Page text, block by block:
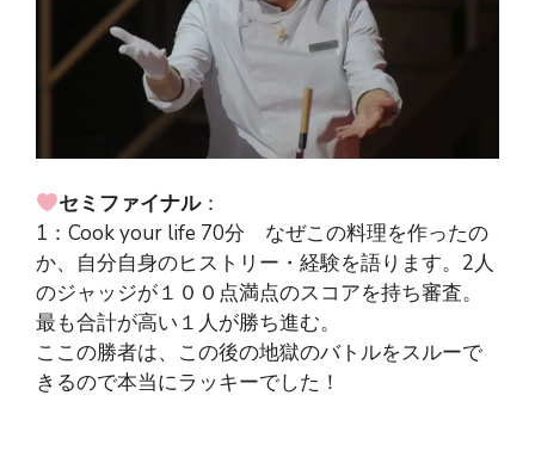
セミファイナル：
1：Cook your life 70分 なぜこの料理を作ったの
か、自分自身のヒストリー・経験を語ります。2人
のジャッジが１００点満点のスコアを持ち審査。
最も合計が高い１人が勝ち進む。
ここの勝者は、この後の地獄のバトルをスルーで
きるので本当にラッキーでした！